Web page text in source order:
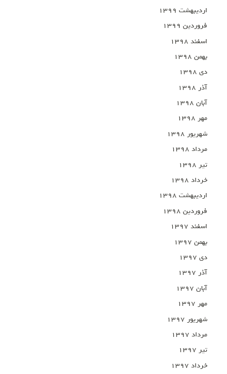
اردیبهشت ۱۳۹۹
فروردین ۱۳۹۹
اسفند ۱۳۹۸
بهمن ۱۳۹۸
دی ۱۳۹۸
آذر ۱۳۹۸
آبان ۱۳۹۸
مهر ۱۳۹۸
شهریور ۱۳۹۸
مرداد ۱۳۹۸
تیر ۱۳۹۸
خرداد ۱۳۹۸
اردیبهشت ۱۳۹۸
فروردین ۱۳۹۸
اسفند ۱۳۹۷
بهمن ۱۳۹۷
دی ۱۳۹۷
آذر ۱۳۹۷
آبان ۱۳۹۷
مهر ۱۳۹۷
شهریور ۱۳۹۷
مرداد ۱۳۹۷
تیر ۱۳۹۷
خرداد ۱۳۹۷